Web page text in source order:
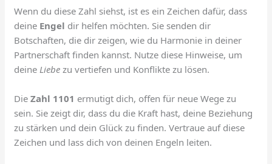
Wenn du diese Zahl siehst, ist es ein Zeichen dafür, dass
deine Engel dir helfen möchten. Sie senden dir
Botschaften, die dir zeigen, wie du Harmonie in deiner
Partnerschaft finden kannst. Nutze diese Hinweise, um
deine Liebe zu vertiefen und Konflikte zu lösen.
DieZahl 1101 ermutigt dich, offen für neue Wege zu
sein. Sie zeigt dir, dass du die Kraft hast, deine Beziehung
zu stärken und dein Glück zu finden. Vertraue auf diese
Zeichen und lass dich von deinen Engeln leiten.